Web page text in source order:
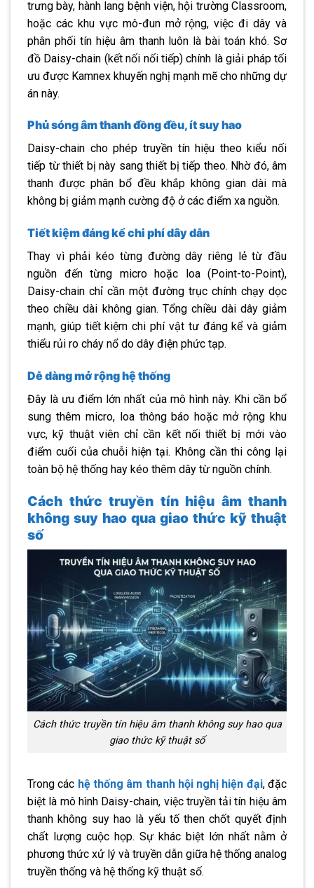
trưng bày, hành lang bệnh viện, hội trường Classroom,
hoặc các khu vực mô-đun mở rộng, việc đi dây và
phân phối tín hiệu âm thanh luôn là bài toán khó. Sơ
đồ Daisy-chain (kết nối nối tiếp) chính là giải pháp tối
ưu được Kamnex khuyến nghị mạnh mẽ cho những dự
án này.
Phủ sóng âm thanh đồng đều, ít suy hao
Daisy-chain cho phép truyền tín hiệu theo kiểu nối
tiếp từ thiết bị này sang thiết bị tiếp theo. Nhờ đó, âm
thanh được phân bổ đều khắp không gian dài mà
không bị giảm mạnh cường độ ở các điểm xa nguồn.
Tiết kiệm đáng kể chi phí dây dẫn
Thay vì phải kéo từng đường dây riêng lẻ từ đầu
nguồn đến từng micro hoặc loa (Point-to-Point),
Daisy-chain chỉ cần một đường trục chính chạy dọc
theo chiều dài không gian. Tổng chiều dài dây giảm
mạnh, giúp tiết kiệm chi phí vật tư đáng kể và giảm
thiểu rủi ro cháy nổ do dây điện phức tạp.
Dễ dàng mở rộng hệ thống
Đây là ưu điểm lớn nhất của mô hình này. Khi cần bổ
sung thêm micro, loa thông báo hoặc mở rộng khu
vực, kỹ thuật viên chỉ cần kết nối thiết bị mới vào
điểm cuối của chuỗi hiện tại. Không cần thi công lại
toàn bộ hệ thống hay kéo thêm dây từ nguồn chính.
Cách thức truyền tín hiệu âm thanh
không suy hao qua giao thức kỹ thuật
số
Cách thức truyền tín hiệu âm thanh không suy hao qua
giao thức kỹ thuật số
Trong các hệ thống âm thanh hội nghị hiện đại, đặc
biệt là mô hình Daisy-chain, việc truyền tải tín hiệu âm
thanh không suy hao là yếu tố then chốt quyết định
chất lượng cuộc họp. Sự khác biệt lớn nhất nằm ở
phương thức xử lý và truyền dẫn giữa hệ thống analog
truyền thống và hệ thống kỹ thuật số.